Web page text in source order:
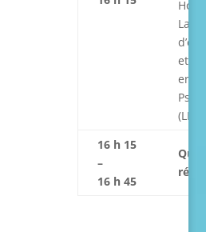
et
en
16h 15
–
16 h 45